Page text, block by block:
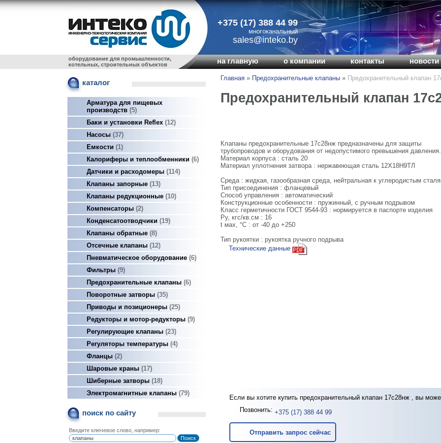
+375 (17) 388 44 99
многоканальный
sales@inteko.by
оборудование для промышленности,
котельных, строительных объектов
на главную о компании контакты новости
каталог
Арматура для пищевых
производств 5
Баки и установки Reflex 12
Насосы 37
Емкости
1
Калориферы и теплообменники 6
Датчики и расходомеры 114
Клапаны запорные 13
Клапаны редукционные 10
Компенсаторы 2
Конденсатоотводчики
19
Клапаны обратные 8
Отсечные клапаны 12
Пневматическое оборудование 6
Фильтры 9
Предохранительные клапаны 6
Поворотные затворы 35
Приводы и позиционеры 25
Редукторы и мотор-редукторы 9
Регулирующие клапаны 23
Регуляторы температуры 4
Фланцы 2
Шаровые краны 17
Шиберные затворы 18
Электромагнитные клапаны 79
поиск по сайту
Введите ключевое слово, например:
Главная » Предохранительные клапаны » Предохранительный клапан
Предохранительный клапан
Клапаны предохранительные 17с28нж предназначены для защиты
трубопроводов и оборудования от недопустимого превышения давления.
Материал корпуса : сталь 20
Материал уплотнения затвора : нержавеющая сталь 12Х18Н9ТЛ
Среда : жидкая, газообразная среда, нейтральная к углеродистым
Тип присоединения : фланцевый
Способ управления : автоматический
Конструкционные особенности : пружинный, с ручным подрывом
Класс герметичности ГОСТ 9544-93 : нормируется в паспорте изделия
Ру, кгс/кв.см : 16
t мах, °С : от -40 до +250
Тип рукоятки : рукоятка ручного подрыва
Технические данные
Если вы хотите купить предохранительный клапан 17с28нж , вы
Позвонить: +375 (17) 388 44 99
Отправить запрос сейчас